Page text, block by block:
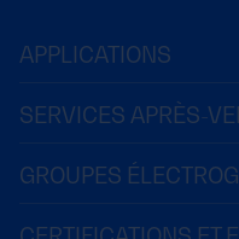
APPLICATIONS
SERVICES APRÈS-
GROUPES